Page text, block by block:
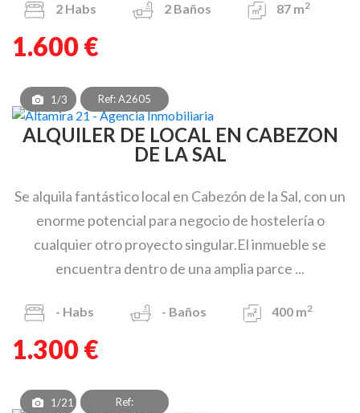
2 Habs 2 Baños 87 m2
1.600 €
1/3 Ref: A2605
ALQUILER DE LOCAL EN CABEZON
DE LA SAL
Se alquila fantástico local en Cabezón de la Sal, con un
enorme potencial para negocio de hostelería o
cualquier otro proyecto singular.El inmueble se
encuentra dentro de una amplia parce ...
- Habs - Baños 400 m2
1.300 €
1/21
Ref: